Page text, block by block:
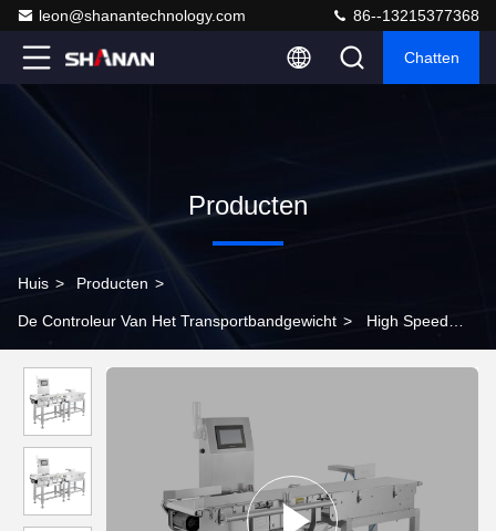
leon@shanantechnology.com 86--13215377368
Chatten
Producten
Huis > Producten >
De Controleur Van Het Transportbandgewicht > High Speed
Dynamische controle Gewicht